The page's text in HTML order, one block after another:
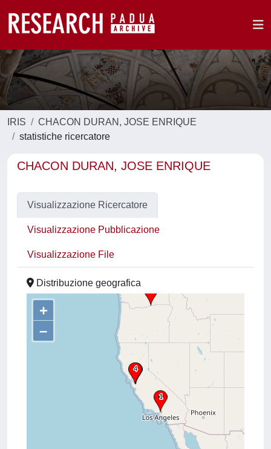
IRIS
CHACON DURAN, JOSE ENRIQUE
statistiche ricercatore
CHACON DURAN, JOSE ENRIQUE
Visualizzazione Ricercatore
Visualizzazione Pubblicazione
Visualizzazione File
Distribuzione geografica
+
–